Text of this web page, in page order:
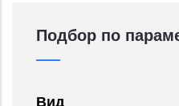
Подбор по
Вид